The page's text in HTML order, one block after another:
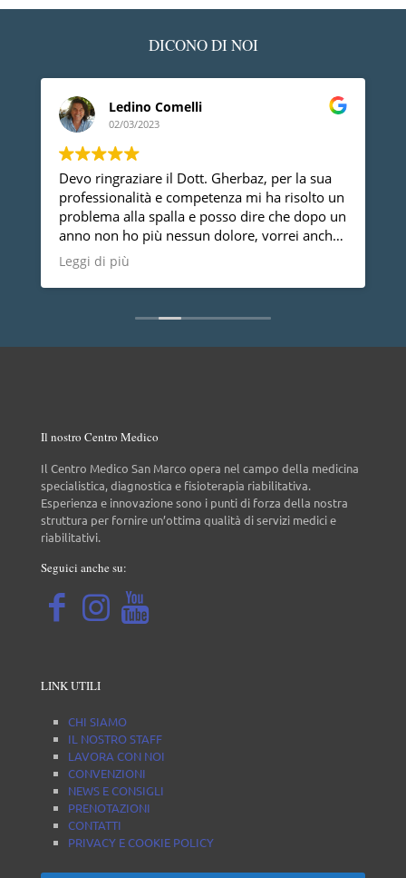
DICONO DI NOI
Ledino Comelli
02/03/2023
Devo ringraziare il Dott. Gherbaz, per la sua
professionalità e competenza mi ha risolto un
problema alla spalla e posso dire che dopo un
anno non ho più nessun dolore, vorrei anche
dire che è una persona molto disponibile cosa
non da tutti.
Leggi di più
Il nostro Centro Medico
Il Centro Medico San Marco opera nel campo della medicina
specialistica, diagnostica e fisioterapia riabilitativa.
Esperienza e innovazione sono i punti di forza della nostra
struttura per fornire un’ottima qualità di servizi medici e
riabilitativi.
Seguici anche su:
LINK UTILI
CHI SIAMO
IL NOSTRO STAFF
LAVORA CON NOI
CONVENZIONI
NEWS E CONSIGLI
PRENOTAZIONI
CONTATTI
PRIVACY E COOKIE POLICY